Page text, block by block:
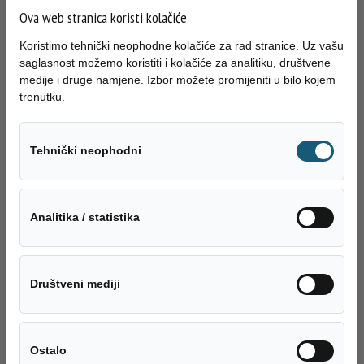
porediti sa Zenicom. Izračun je napravljen prema javno dostupnim podacima o
cijenama usluga u prikazanim gradovima i pretpostavljene potrošnje 20
/mjesečno, što približno odgovara prosječnoj potrošnji četvoročlane porodice,
kako slijedi:
Ukoliko svemu ovome dodamo, da Javno preduzeće ,,Vodovod i kanalizacija” d.o.o.
konstatujemo, da će građani Zenice i u 2026. godini plaćati najnižu cijenu usluge
Ova web stranica koristi kolačiće
Koristimo tehnički neophodne kolačiće za rad stranice. Uz vašu
saglasnost možemo koristiti i kolačiće za analitiku, društvene
medije i druge namjene. Izbor možete promijeniti u bilo kojem
trenutku.
Tehnički neophodni Tehnički
Analitika / statistika Analitika /
Društveni mediji Društveni
Ostalo Ostalo